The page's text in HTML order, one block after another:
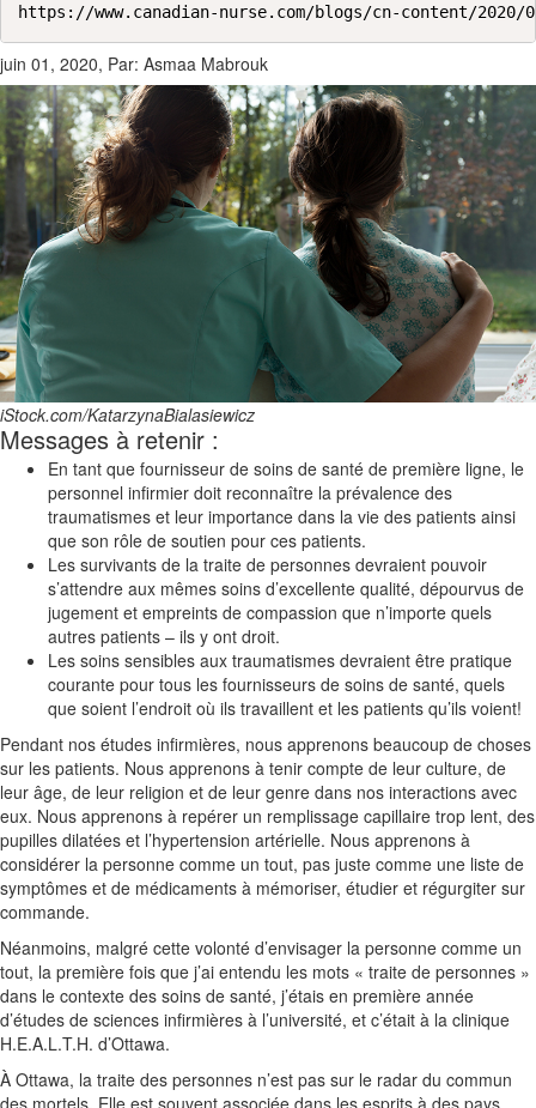
https://www.canadian-nurse.com/blogs/cn-content/
juin 01, 2020, Par: Asmaa Mabrouk
iStock.com/KatarzynaBialasiewicz
Messages à retenir :
En tant que fournisseur de soins de santé de première ligne, le
personnel infirmier doit reconnaître la prévalence des
traumatismes et leur importance dans la vie des patients ainsi
que son rôle de soutien pour ces patients.
Les survivants de la traite de personnes devraient pouvoir
s’attendre aux mêmes soins d’excellente qualité, dépourvus de
jugement et empreints de compassion que n’importe quels
autres patients – ils y ont droit.
Les soins sensibles aux traumatismes devraient être pratique
courante pour tous les fournisseurs de soins de santé, quels
que soient l’endroit où ils travaillent et les patients qu’ils voient!
Pendant nos études infirmières, nous apprenons beaucoup de choses
sur les patients. Nous apprenons à tenir compte de leur culture, de
leur âge, de leur religion et de leur genre dans nos interactions avec
eux. Nous apprenons à repérer un remplissage capillaire trop lent, des
pupilles dilatées et l’hypertension artérielle. Nous apprenons à
considérer la personne comme un tout, pas juste comme une liste de
symptômes et de médicaments à mémoriser, étudier et régurgiter sur
commande.
Néanmoins, malgré cette volonté d’envisager la personne comme un
tout, la première fois que j’ai entendu les mots « traite de personnes »
dans le contexte des soins de santé, j’étais en première année
d’études de sciences infirmières à l’université, et c’était à la clinique
H.E.A.L.T.H. d’Ottawa.
À Ottawa, la traite des personnes n’est pas sur le radar du commun
des mortels. Elle est souvent associée dans les esprits à des pays